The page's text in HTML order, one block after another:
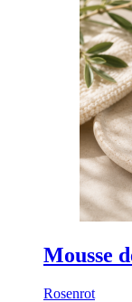
Mousse
Rosenrot